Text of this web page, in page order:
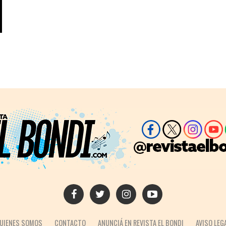
SOMOS CONTACTO ANUNCIÁ EN REVISTA EL BONDI AVISO